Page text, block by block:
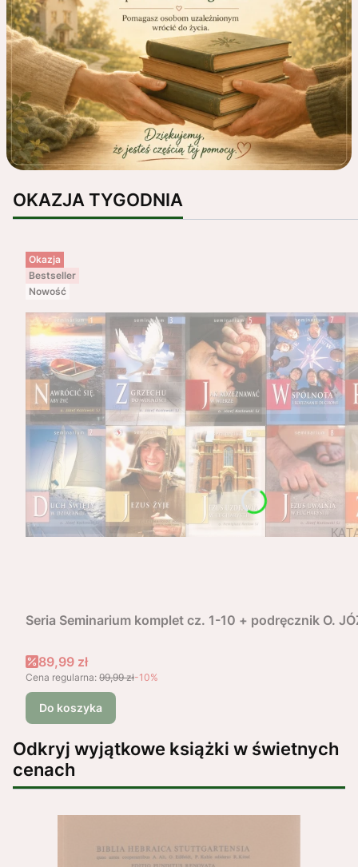
OKAZJA TYGODNIA
Okazja
Bestseller
Nowość
Seria Seminarium komplet cz. 1-10 + podręcznik O.
Cena promocyjna
89,99 zł
Cena regularna: 99,99 zł-10%
Do koszyka
Odkryj wyjątkowe książki w świetnych
cenach